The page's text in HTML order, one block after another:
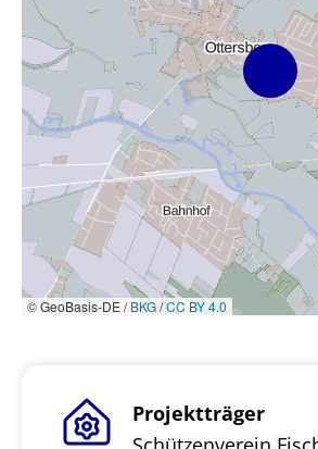
© GeoBasis-DE /BKG/CC BY 4.0
Projektträger